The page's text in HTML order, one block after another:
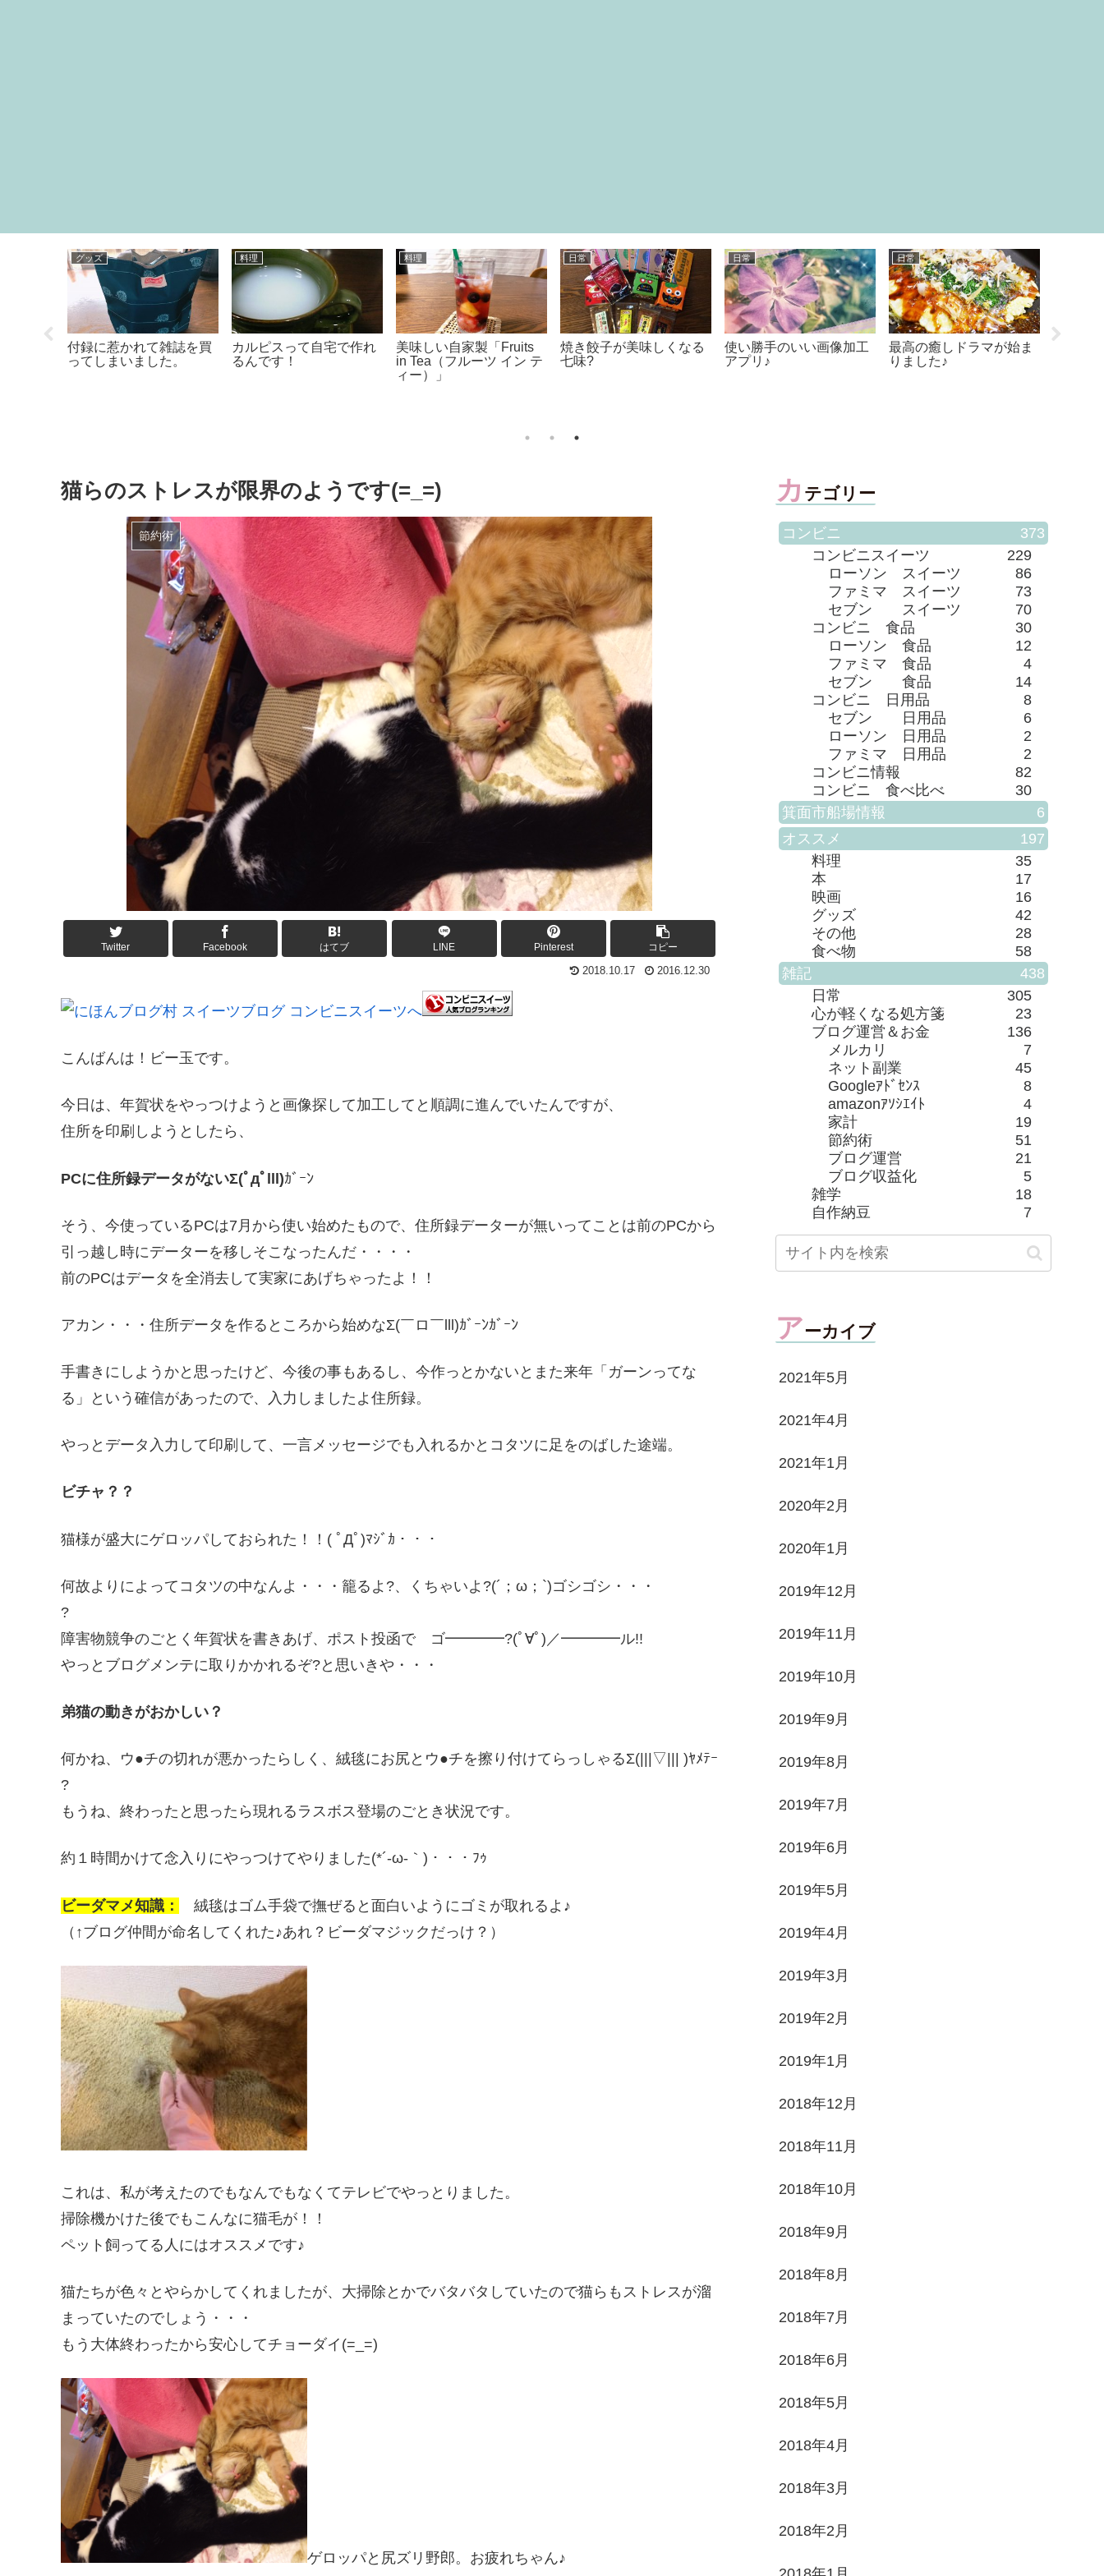
グッズ
付録に惹かれて雑誌を買
ってしまいました。
料理
カルピスって自宅で作れ
るんです！
料理
美味しい自家製「Fruits
in Tea（フルーツ イン テ
ィー）」
日常
焼き餃子が美味しくなる
七味?
日常
使い勝手のいい画像加工
アプリ♪
日常
最高の癒しドラマが始ま
りました♪
猫らのストレスが限界のようです(=_=)
節約術
Twitter Facebook はてブ LINE Pinterest コピー
2018.10.17 2016.12.30
こんばんは！ビー玉です。
今日は、年賀状をやっつけようと画像探して加工してと順調に進んでいたんですが、
住所を印刷しようとしたら、
PCに住所録データがないΣ(ﾟдﾟlll)ｶﾞｰﾝ
そう、今使っているPCは7月から使い始めたもので、住所録データーが無いってことは前のPCから
引っ越し時にデーターを移しそこなったんだ・・・・
前のPCはデータを全消去して実家にあげちゃったよ！！
アカン・・・住所データを作るところから始めなΣ(￣ロ￣lll)ｶﾞｰﾝｶﾞｰﾝ
手書きにしようかと思ったけど、今後の事もあるし、今作っとかないとまた来年「ガーンってな
る」という確信があったので、入力しましたよ住所録。
やっとデータ入力して印刷して、一言メッセージでも入れるかとコタツに足をのばした途端。
ビチャ？？
猫様が盛大にゲロッパしておられた！！( ﾟДﾟ)ﾏｼﾞｶ・・・
何故よりによってコタツの中なんよ・・・籠るよ?、くちゃいよ?(´；ω；`)ゴシゴシ・・・
?
障害物競争のごとく年賀状を書きあげ、ポスト投函で ゴ━━━━?(ﾟ∀ﾟ)／━━━━ル!!
やっとブログメンテに取りかかれるぞ?と思いきや・・・
弟猫の動きがおかしい？
何かね、ウ●チの切れが悪かったらしく、絨毯にお尻とウ●チを擦り付けてらっしゃるΣ(|||▽||| )ﾔﾒﾃｰ
?
もうね、終わったと思ったら現れるラスボス登場のごとき状況です。
約１時間かけて念入りにやっつけてやりました(*´-ω-｀)・・・ﾌｩ
ビーダマメ知識：
絨毯はゴム手袋で撫ぜると面白いようにゴミが取れるよ♪
（↑ブログ仲間が命名してくれた♪あれ？ビーダマジックだっけ？）
これは、私が考えたのでもなんでもなくてテレビでやっとりました。
掃除機かけた後でもこんなに猫毛が！！
ペット飼ってる人にはオススメです♪
猫たちが色々とやらかしてくれましたが、大掃除とかでバタバタしていたので猫らもストレスが溜
まっていたのでしょう・・・
もう大体終わったから安心してチョーダイ(=_=)
ゲロッパと尻ズリ野郎。お疲れちゃん♪
カ テゴリー
コンビニ
373
コンビニスイーツ
229
ローソン スイーツ
86
ファミマ スイーツ
73
セブン スイーツ
70
コンビニ 食品
30
ローソン 食品
12
ファミマ 食品
4
セブン 食品
14
コンビニ 日用品
8
セブン 日用品
6
ローソン 日用品
2
ファミマ 日用品
2
コンビニ情報
82
コンビニ 食べ比べ
30
箕面市船場情報
6
オススメ
197
料理
35
本
17
映画
16
グッズ
42
その他
28
食べ物
58
雑記
438
日常
305
心が軽くなる処方箋
23
ブログ運営＆お金
136
メルカリ
7
ネット副業
45
Googleｱﾄﾞｾﾝｽ
8
amazonｱｿｼｴｲﾄ
4
家計
19
節約術
51
ブログ運営
21
ブログ収益化
5
雑学
18
自作納豆
7
アーカイブ
2021年5月
2021年4月
2021年1月
2020年2月
2020年1月
2019年12月
2019年11月
2019年10月
2019年9月
2019年8月
2019年7月
2019年6月
2019年5月
2019年4月
2019年3月
2019年2月
2019年1月
2018年12月
2018年11月
2018年10月
2018年9月
2018年8月
2018年7月
2018年6月
2018年5月
2018年4月
2018年3月
2018年2月